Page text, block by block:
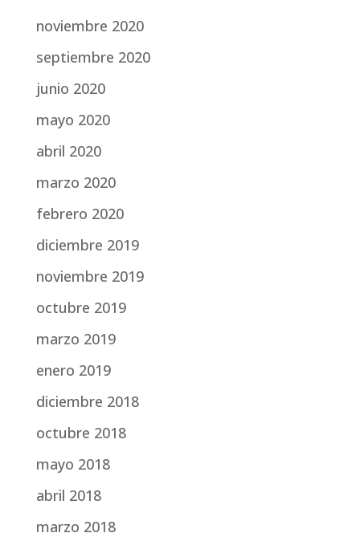
noviembre 2020
septiembre 2020
junio 2020
mayo 2020
abril 2020
marzo 2020
febrero 2020
diciembre 2019
noviembre 2019
octubre 2019
marzo 2019
enero 2019
diciembre 2018
octubre 2018
mayo 2018
abril 2018
marzo 2018